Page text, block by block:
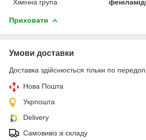
Хімічна група
Приховати
Умови доставки
Доставка здійснюється тільки по
Нова Пошта
Укрпошта
Delivery
Самовивіз зі складу